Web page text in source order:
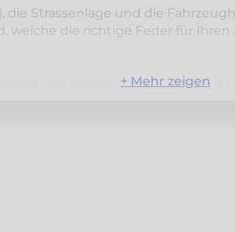
Strassenlage und die
welche die richtige Feder für
dieGrundlage
+ Mehr zeigen